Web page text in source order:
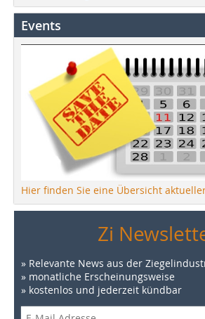
Events
Hier finden Sie eine Übersicht
Zi
» Relevante News aus der
» monatliche Erscheinungsweise
» kostenlos und jederzeit kündbar